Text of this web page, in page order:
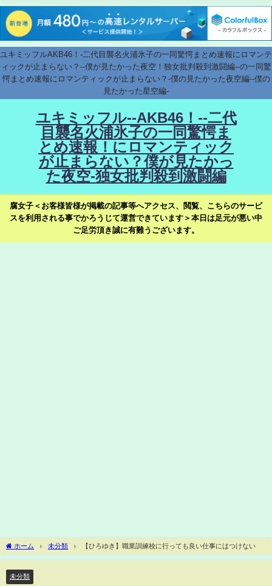
ユキミッフルAKB46！-二代目襲名火浦氷子の一同驚愕まとめ速報にロマンテ
ィックが止まらない？--僕が見たかった夜空！独女批判殺到激闘編--の一同驚
愕まとめ速報にロマンティックが止まらない？-僕の見たかった夜空編--僕の
見たかった星空編-
ユキミッフル--AKB46！--二代
目襲名火浦氷子の一同驚愕ま
とめ速報！にロマンティック
が止まらない？僕が見たかっ
た夜空-独女批判殺到激闘編
腐女子＜お客様皆様が掲載の記事等へアクセス、閲覧、こちらのサービ
スを利用される事でかろうじて運営できています＞本日は足元が悪い中
ご足労頂き誠に有難うございます。
ホーム 未分類 【ひろゆき】職業訓練校に行っても良い仕事にはつけない
未分類